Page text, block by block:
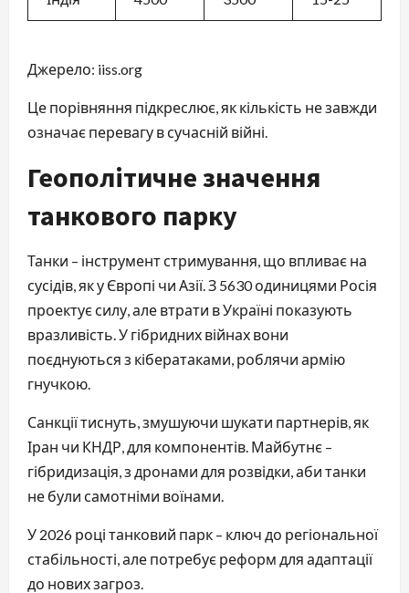
Джерело: iiss.org
Це порівняння підкреслює, як кількість не завжди
означає перевагу в сучасній війні.
Геополітичне значення
танкового парку
Танки – інструмент стримування, що впливає на
сусідів, як у Європі чи Азії. З 5630 одиницями Росія
проектує силу, але втрати в Україні показують
вразливість. У гібридних війнах вони
поєднуються з кібератаками, роблячи армію
гнучкою.
Санкції тиснуть, змушуючи шукати партнерів, як
Іран чи КНДР, для компонентів. Майбутнє –
гібридизація, з дронами для розвідки, аби танки
не були самотніми воїнами.
У 2026 році танковий парк – ключ до регіональної
стабільності, але потребує реформ для адаптації
до нових загроз.